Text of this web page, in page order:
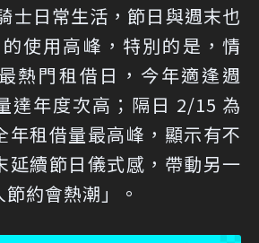
士日常生活，節日與週末也
使用高峰，特別的是，情
熱門租借日，今年適逢週
達年度次高；隔日 2/15 為
年租借量最高峰，顯示有不
延續節日儀式感，帶動另一
約會熱潮」。